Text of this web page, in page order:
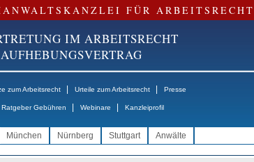
FÜR ARBEITSRECHT
IM ARBEITSRECHT
zum Arbeitsrecht Urteile zum Arbeitsrecht Presse
Ratgeber Gebühren Webinare Kanzleiprofil
München Nürnberg Stuttgart Anwälte